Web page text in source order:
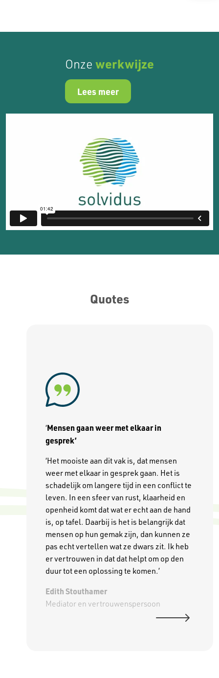
Onze werkwijze
Lees meer
Quotes
‘Mensen gaan weer met elkaar in
gesprek’
‘Het mooiste aan dit vak is, dat mensen
weer met elkaar in gesprek gaan. Het is
schadelijk om langere tijd in een conflict te
leven. In een sfeer van rust, klaarheid en
openheid komt dat wat er echt aan de hand
is, op tafel. Daarbij is het is belangrijk dat
mensen op hun gemak zijn, dan kunnen ze
pas echt vertellen wat ze dwars zit. Ik heb
er vertrouwen in dat dat helpt om op den
duur tot een oplossing te komen.’
Edith Stouthamer
Mediator en vertrouwenspersoon